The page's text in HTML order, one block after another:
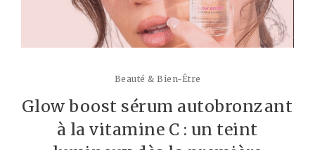
Beauté & Bien-Être
Glow boost sérum autobronzant
à la vitamine C : un teint